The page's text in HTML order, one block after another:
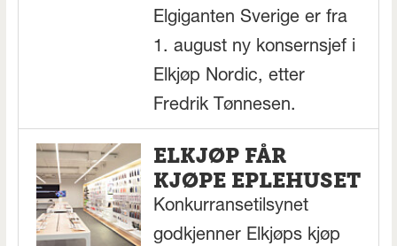
Elgiganten Sverige er fra
1. august ny konsernsjef i
Elkjøp Nordic, etter
Fredrik Tønnesen.
ELKJØP FÅR
KJØPE EPLEHUSET
Konkurransetilsynet
godkjenner Elkjøps kjøp